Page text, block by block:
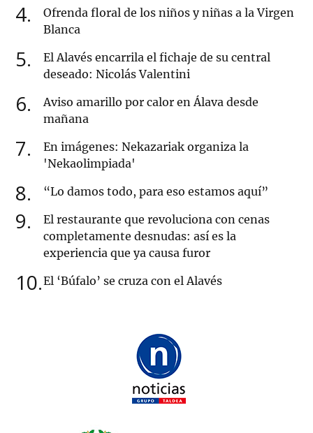
4
Ofrenda floral de los niños y niñas a la Virgen
Blanca
5
El Alavés encarrila el fichaje de su central
deseado: Nicolás Valentini
6
Aviso amarillo por calor en Álava desde
mañana
7
En imágenes: Nekazariak organiza la
'Nekaolimpiada'
8 “Lo damos todo, para eso estamos aquí”
9
El restaurante que revoluciona con cenas
completamente desnudas: así es la
experiencia que ya causa furor
10 El ‘Búfalo’ se cruza con el Alavés